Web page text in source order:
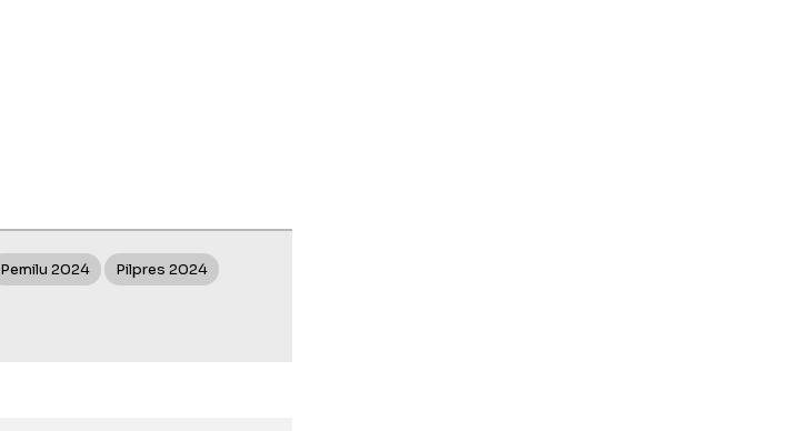
Pemilu 2024 Pilpres 2024